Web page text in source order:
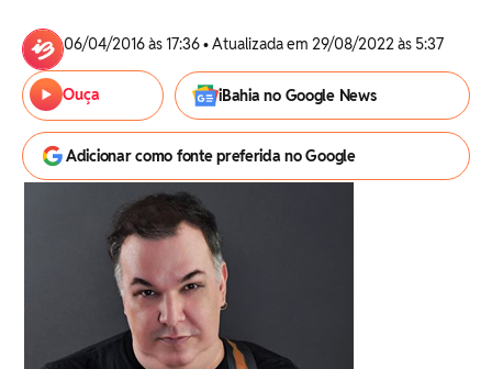
06/04/2016 às 17:36 • Atualizada em 29/08/2022 às 5:37
Ouça iBahia no Google News
Adicionar como fonte preferida no Google